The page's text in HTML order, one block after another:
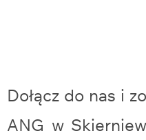
Dołącz do nas i
ANG w